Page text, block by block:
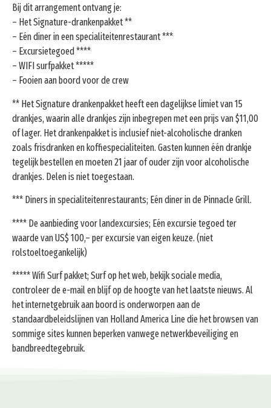
Bij dit arrangement ontvang je:
– Het Signature-drankenpakket **
– Eén diner in een specialiteitenrestaurant ***
– Excursietegoed ****
– WIFI surfpakket *****
– Fooien aan boord voor de crew
** Het Signature drankenpakket heeft een dagelijkse limiet van 15
drankjes, waarin alle drankjes zijn inbegrepen met een prijs van $11,00
of lager. Het drankenpakket is inclusief niet-alcoholische dranken
zoals frisdranken en koffiespecialiteiten. Gasten kunnen één drankje
tegelijk bestellen en moeten 21 jaar of ouder zijn voor alcoholische
drankjes. Delen is niet toegestaan.
*** Diners in specialiteitenrestaurants; Eén diner in de Pinnacle Grill.
**** De aanbieding voor landexcursies; Eén excursie tegoed ter
waarde van US$ 100,– per excursie van eigen keuze. (niet
rolstoeltoegankelijk)
***** Wifi Surf pakket; Surf op het web, bekijk sociale media,
controleer de e-mail en blijf op de hoogte van het laatste nieuws. Al
het internetgebruik aan boord is onderworpen aan de
standaardbeleidslijnen van Holland America Line die het browsen van
sommige sites kunnen beperken vanwege netwerkbeveiliging en
bandbreedtegebruik.